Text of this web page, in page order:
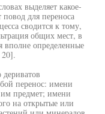
выделяет какое-
повод для переноса
сводится к тому,
общих мест, в
вполне определенные
20].
перенос: имени
им предмет; имени
на открытые или